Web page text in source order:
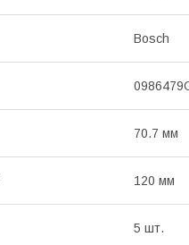
Bosch
70.7 мм
120 мм
5 шт.